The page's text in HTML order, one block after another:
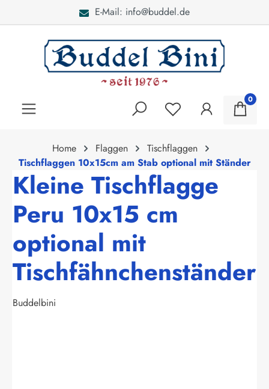
E-Mail: info@buddel.de
0
Home Flaggen
Tischflaggen
Tischflaggen 10x15cm am Stab optional mit Ständer
Kleine Tischflagge
Peru 10x15 cm
optional mit
Tischfähnchenständer
Buddelbini